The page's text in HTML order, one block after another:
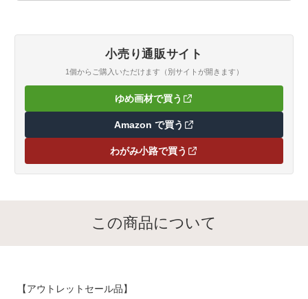
小売り通販サイト
1個からご購入いただけます（別サイトが開きます）
ゆめ画材で買う（新しいタブで開きます）
Amazon で買う（新しいタブで開きます）
わがみ小路で買う（新しいタブで開きます）
この商品について
【アウトレットセール品】